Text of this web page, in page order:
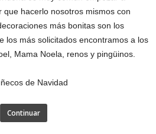
hacerlo nosotros mismos con
más bonitas son los
los más solicitados encontramos a los
Mama Noela, renos y pingüinos.
Continuar